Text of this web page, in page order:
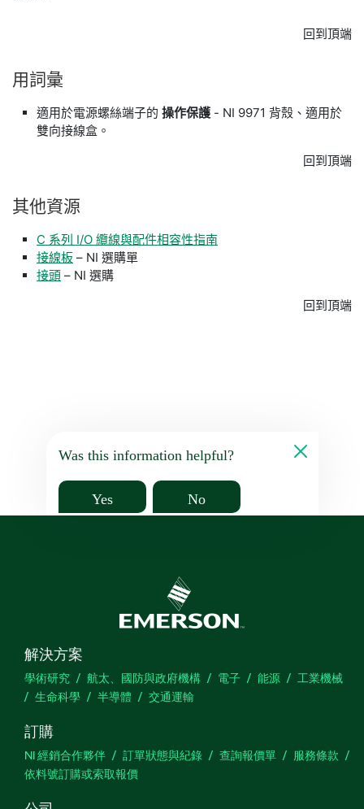
回到頂端
用 詞彙
適用於電源螺絲端子的 操作保護 - NI 9971 背殼、適用於
雙向接線盒。
回到頂端
其他資源
C 系列 I/O 纜線與配件相容性指南
接線板 – NI 選購單
接頭 – NI 選購
回到頂端
Was this information helpful?
Yes No
解決方案
學術研究 航太、國防與政府機構 電子 能源
工業機械
生命科學
半導體 交通運輸
訂購
NI 經銷合作夥伴 訂單狀態與紀錄 查詢報價單
服務條款
依料號訂購或索取報價